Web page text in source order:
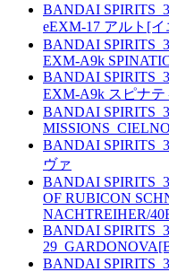
BANDAI
eEXM-17 アルト[
BANDAI
EXM-A9k
BANDAI
EXM-A9k スピナテ
BANDAI
BANDAI
ヴァ
BANDAI
OF RUBICON
NACHTREIHER/
BANDAI
BANDAI